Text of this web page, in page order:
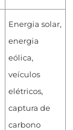
Energia solar,
energia
eólica,
veículos
elétricos,
captura de
carbono